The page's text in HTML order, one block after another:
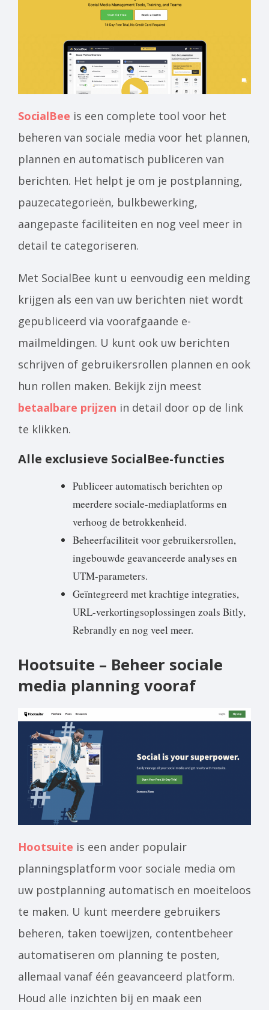
SocialBee is een complete tool voor het
beheren van sociale media voor het plannen,
plannen en automatisch publiceren van
berichten. Het helpt je om je postplanning,
pauzecategorieën, bulkbewerking,
aangepaste faciliteiten en nog veel meer in
detail te categoriseren.
Met SocialBee kunt u eenvoudig een melding
krijgen als een van uw berichten niet wordt
gepubliceerd via voorafgaande e-
mailmeldingen. U kunt ook uw berichten
schrijven of gebruikersrollen plannen en ook
hun rollen maken. Bekijk zijn meest
betaalbare prijzen in detail door op de link
te klikken.
Alle exclusieve SocialBee-functies
Publiceer automatisch berichten op
meerdere sociale-mediaplatforms en
verhoog de betrokkenheid.
Beheerfaciliteit voor gebruikersrollen,
ingebouwde geavanceerde analyses en
UTM-parameters.
Geïntegreerd met krachtige integraties,
URL-verkortingsoplossingen zoals Bitly,
Rebrandly en nog veel meer.
Hootsuite – Beheer sociale
media planning vooraf
Hootsuite is een ander populair
planningsplatform voor sociale media om
uw postplanning automatisch en moeiteloos
te maken. U kunt meerdere gebruikers
beheren, taken toewijzen, contentbeheer
automatiseren om planning te posten,
allemaal vanaf één geavanceerd platform.
Houd alle inzichten bij en maak een